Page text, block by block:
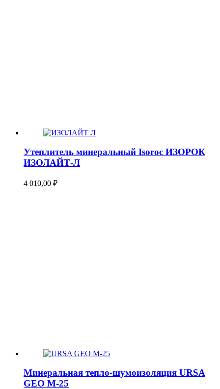
Утеплитель минеральный Isoroc ИЗОРОК
ИЗОЛАЙТ-Л
4 010,00 ₽
Минеральная тепло-шумоизоляция URSA
GEO М-25